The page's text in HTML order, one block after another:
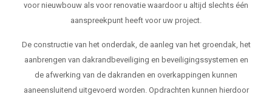
voor nieuwbouw als voor renovatie waardoor u altijd slechts één
aanspreekpunt heeft voor uw project.
De constructie van het onderdak, de aanleg van het groendak, het
aanbrengen van dakrandbeveiliging en beveiligingssystemen en
de afwerking van de dakranden en overkappingen kunnen
aaneensluitend uitgevoerd worden. Opdrachten kunnen hierdoor